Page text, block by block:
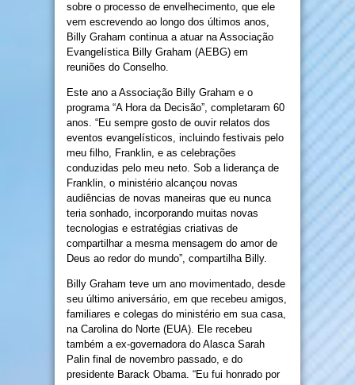
sobre o processo de envelhecimento, que ele
vem escrevendo ao longo dos últimos anos,
Billy Graham continua a atuar na Associação
Evangelística Billy Graham (AEBG) em
reuniões do Conselho.
Este ano a Associação Billy Graham e o
programa “A Hora da Decisão”, completaram 60
anos. “Eu sempre gosto de ouvir relatos dos
eventos evangelísticos, incluindo festivais pelo
meu filho, Franklin, e as celebrações
conduzidas pelo meu neto. Sob a liderança de
Franklin, o ministério alcançou novas
audiências de novas maneiras que eu nunca
teria sonhado, incorporando muitas novas
tecnologias e estratégias criativas de
compartilhar a mesma mensagem do amor de
Deus ao redor do mundo”, compartilha Billy.
Billy Graham teve um ano movimentado, desde
seu último aniversário, em que recebeu amigos,
familiares e colegas do ministério em sua casa,
na Carolina do Norte (EUA). Ele recebeu
também a ex-governadora do Alasca Sarah
Palin final de novembro passado, e do
presidente Barack Obama. “Eu fui honrado por